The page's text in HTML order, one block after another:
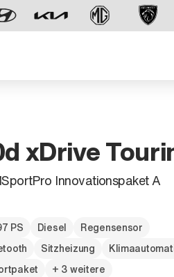
vorauszugehen.
xDrive
Innovationspaket A
PS Diesel
Regensensor
Sitzheizung
+ 3 weitere